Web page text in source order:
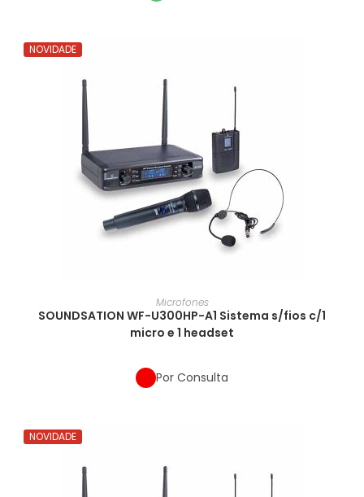
NOVIDADE
Microfones
SOUNDSATION WF-U300HP-A1 Sistema s/fios c/1
micro e 1 headset
Por Consulta
NOVIDADE